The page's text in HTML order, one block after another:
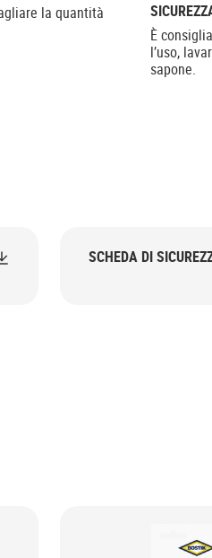
la quantità
È
l’uso,
sapone.
SCHEDA DI